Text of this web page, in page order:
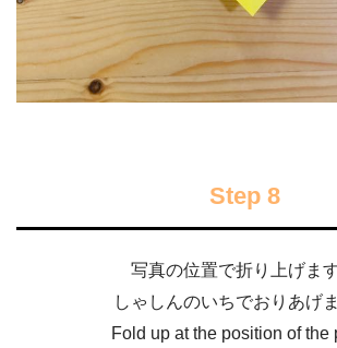
Step 8
写真の位置で折り上げます
しゃしんのいちでおりあげま
Fold up at the position of the